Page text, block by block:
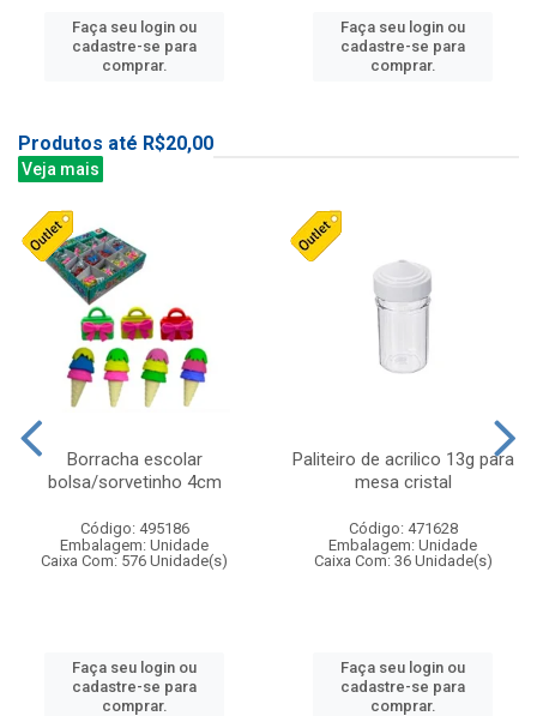
Faça seu login ou
cadastre-se para
comprar.
Faça seu login ou
cadastre-se para
comprar.
Produtos até R$20,00
Veja mais
Borracha escolar
bolsa/sorvetinho 4cm
Código: 495186
Embalagem: Unidade
Caixa Com: 576 Unidade(s)
Faça seu login ou
cadastre-se para
comprar.
Paliteiro de acrilico 13g para
mesa cristal
Código: 471628
Embalagem: Unidade
Caixa Com: 36 Unidade(s)
Faça seu login ou
cadastre-se para
comprar.